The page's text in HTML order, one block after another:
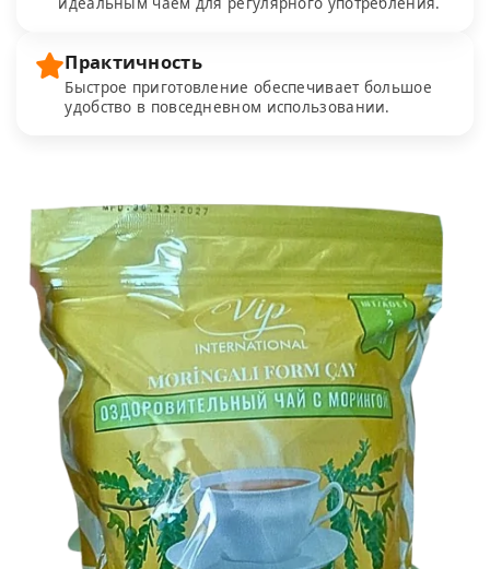
Практичность
Быстрое приготовление обеспечивает большое
удобство в повседневном использовании.